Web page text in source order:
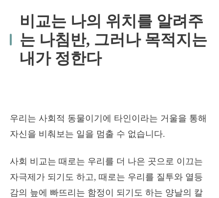
비교는 나의 위치를 알려주
는 나침반, 그러나 목적지는
내가 정한다
우리는 사회적 동물이기에 타인이라는 거울을 통해
자신을 비춰보는 일을 멈출 수 없습니다.
사회 비교는 때로는 우리를 더 나은 곳으로 이끄는
자극제가 되기도 하고, 때로는 우리를 질투와 열등
감의 늪에 빠뜨리는 함정이 되기도 하는 양날의 칼